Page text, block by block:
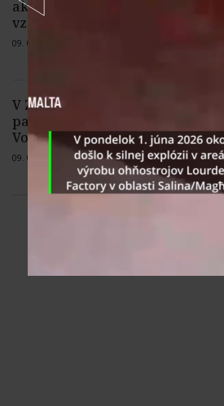
akékoľvek formy násilia, vyzval k
vzájomnej úcte
09. 08. 2026 |
V Zákamennom si pripomenuli
pamätný deň smrti biskupa Jána
Vojtaššáka
09. 08. 2026 | Žiadne komentáre